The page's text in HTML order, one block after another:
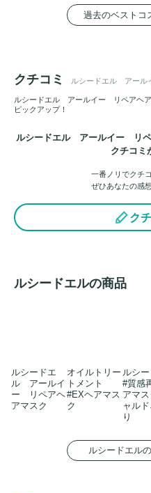
過去のベストコ
クチコミ ルシードエル アー
ルシードエル アールイー リペアヘ
ピックアップ！
ルシードエル アールイー リ
クチコミ
一番ノリでクチ
ぜひあなたの感
ク
ルシードエルの商品
ルシードエ
ル アールイ
ー リペアヘ
アマスク
オイルトリー
トメント
#EXヘアマス
ク
ルシ
#質感
アマ
ャル
り
ルシードエル